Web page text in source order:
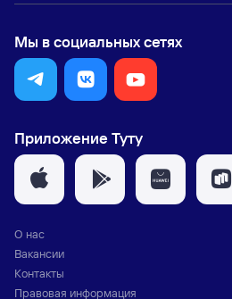
Мы в социальных сетях
Приложение Туту
О нас
Вакансии
Контакты
Правовая информация